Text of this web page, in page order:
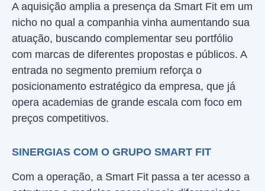
A aquisição amplia a presença da Smart Fit em um
nicho no qual a companhia vinha aumentando sua
atuação, buscando complementar seu portfólio
com marcas de diferentes propostas e públicos. A
entrada no segmento premium reforça o
posicionamento estratégico da empresa, que já
opera academias de grande escala com foco em
preços competitivos.
SINERGIAS COM O GRUPO SMART FIT
Com a operação, a Smart Fit passa a ter acesso a